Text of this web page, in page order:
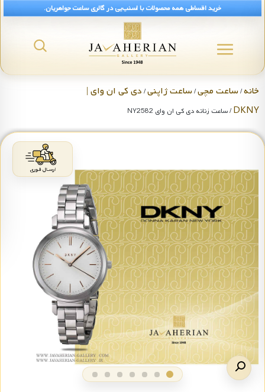
خرید اقساطی همه محصولات با اسنپ‌پی در گالری ساعت جواهریان.
خانه/ساعت مچی/ساعت ژاپنی/ دی کی ان وای |
DKNY/ ساعت زنانه دی کی ان وای NY2582